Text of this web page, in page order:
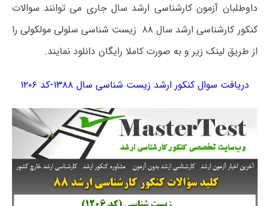
داوطلبان آزمون کارشناسی ارشد سال جاری می توانند سوالات
کنکور کارشناسی ارشد سال ۸۸ زیست شناسی سلولی مولکولی را
از طریق لینک زیر و به صورت کاملا رایگان دانلود نمایند.
دریافت سوال کنکور ارشد زیست شناسی سال ۱۳۸۸-کد ۱۲۰۶